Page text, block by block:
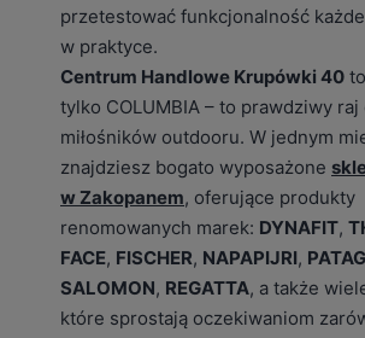
przetestować funkcjonalność
w praktyce.
Centrum Handlowe Krupówki 40
tylko COLUMBIA – to prawdziwy raj
miłośników outdooru. W jednym
znajdziesz bogato wyposażone
w Zakopanem, oferujące produkty
renomowanych marek: DYNAFIT,
FACE, FISCHER, NAPAPIJRI,
SALOMON, REGATTA, a także
które sprostają oczekiwaniom